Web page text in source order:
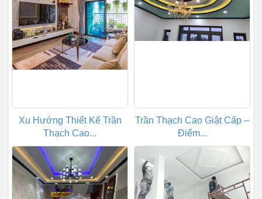
Xu Hướng Thiết Kế Trần
Thạch Cao...
Trần Thạch Cao Giật Cấp –
Điểm...